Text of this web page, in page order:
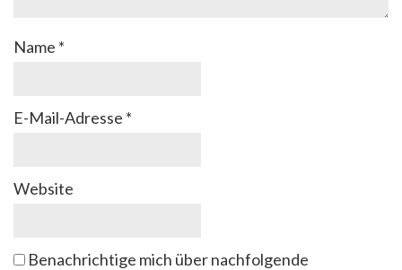
Name *
E-Mail-Adresse *
Website
Benachrichtige mich über nachfolgende